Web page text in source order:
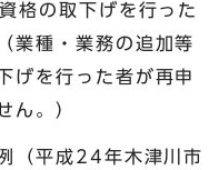
格の取下げを行った
業種・業務の追加等
げを行った者が再申
ん。）
（平成24年木津川市